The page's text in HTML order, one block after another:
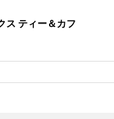
ス ティー＆カフ